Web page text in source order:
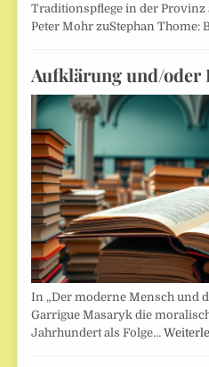
Traditionspflege in der
Peter Mohr zuStephan Thome:
Aufklärung und/oder
In „Der moderne Mensch und
Garrigue Masaryk die
Jahrhundert als Folge…